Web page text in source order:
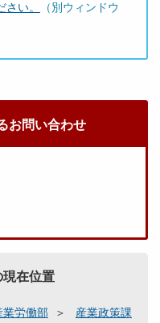
い。
（別ウィンドウ
お問い合わせ
現在位置
業労働部
産業政策課